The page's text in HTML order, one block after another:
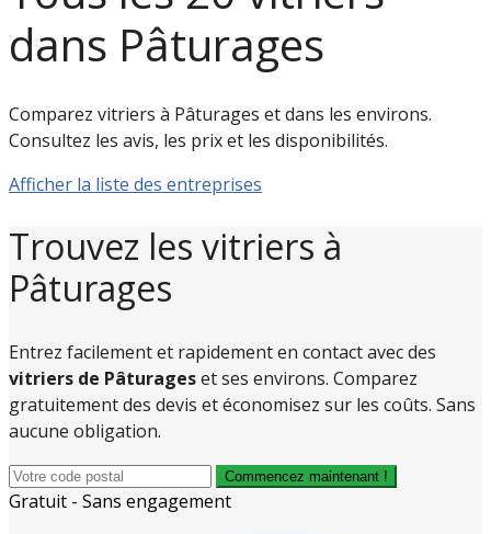
dans Pâturages
Comparez vitriers à Pâturages et dans les environs.
Consultez les avis, les prix et les disponibilités.
Afficher la liste des entreprises
Trouvez les vitriers à
Pâturages
Entrez facilement et rapidement en contact avec des
vitriers de Pâturageset ses environs. Comparez
gratuitement des devis et économisez sur les coûts. Sans
aucune obligation.
Commencez maintenant !
Gratuit - Sans engagement